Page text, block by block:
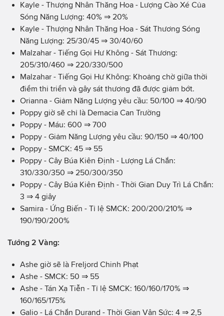
Kayle - Thượng Nhân Thăng Hoa - Lượng Cào Xé Của
Sóng Năng Lượng: 40% ⇒ 20%
Kayle - Thượng Nhân Thăng Hoa - Sát Thương Sóng
Năng Lượng: 25/30/45 ⇒ 30/40/60
Malzahar - Tiếng Gọi Hư Không - Sát Thương:
205/310/460 ⇒ 220/330/500
Malzahar - Tiếng Gọi Hư Không: Khoảng chờ giữa thời
điểm thi triển và gây sát thương đã được giảm bớt.
Orianna - Giảm Năng Lượng yêu cầu: 50/100 ⇒ 40/90
Poppy giờ sẽ chỉ là Demacia Can Trường
Poppy - Máu: 600 ⇒ 700
Poppy - Giảm Năng Lượng yêu cầu: 90/150 ⇒ 40/100
Poppy - SMCK: 45 ⇒ 55
Poppy - Cây Búa Kiên Định - Lượng Lá Chắn:
310/330/350 ⇒ 250/300/350
Poppy - Cây Búa Kiên Định - Thời Gian Duy Trì Lá Chắn:
3 ⇒ 4 giây
Samira - Ứng Biến - Tỉ lệ SMCK: 200/200/210% ⇒
190/190/200%
Tướng 2 Vàng:
Ashe giờ sẽ là Freljord Chinh Phạt
Ashe - SMCK: 50 ⇒ 55
Ashe - Tán Xạ Tiễn - Tỉ lệ SMCK: 160/160/170% ⇒
160/165/175%
Galio - Lá Chắn Durand - Thời Gian Vận Sức: 4 ⇒ 2,5